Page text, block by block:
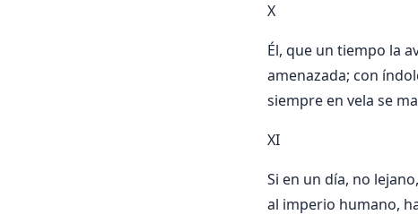
X
Él, que un tiempo la
amenazada; con
siempre en vela se
XI
Si en un día, no
al imperio humano,